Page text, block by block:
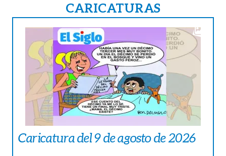
CARICATURAS
Caricatura del 9 de agosto de 2026